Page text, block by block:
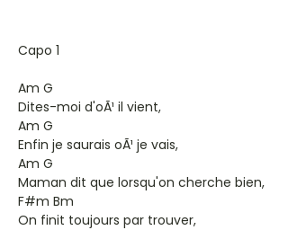
Capo 1
Am G
Dites-moi d'oÃ¹ il vient,
Am G
Enfin je saurais oÃ¹ je vais,
Am G
Maman dit que lorsqu'on cherche bien,
F#m Bm
On finit toujours par trouver,